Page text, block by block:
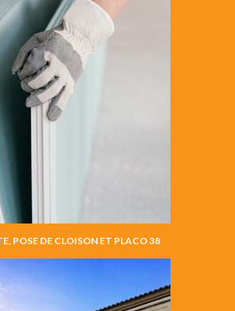
POSE DE CLOISON ET PLACO 38